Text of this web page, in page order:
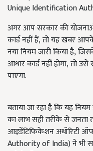
Unique Identification
अगर आप सरकार की
कार्ड नहीं हैं, तो यह खबर
नया नियम जारी किया है,
आधार कार्ड नहीं होगा, तो
पाएगा.
बताया जा रहा है कि यह
का लाभ सही तरीके से
आइडेंटिफिकेशन अथॉरिटी
Authority of India) ने भी